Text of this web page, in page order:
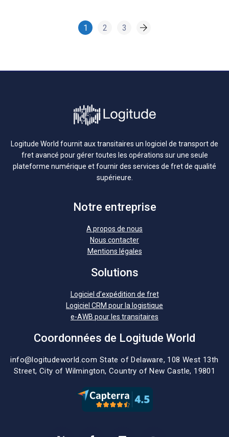
1 2 3
Logitude World fournit aux transitaires un logiciel de transport de
fret avancé pour gérer toutes les opérations sur une seule
plateforme numérique et fournir des services de fret de qualité
supérieure.
Notre entreprise
A propos de nous
Nous contacter
Mentions légales
Solutions
Logiciel d’expédition de fret
Logiciel CRM pour la logistique
e-AWB pour les transitaires
Coordonnées de Logitude World
info@logitudeworld.com State of Delaware, 108 West 13th
Street, City of Wilmington, Country of New Castle, 19801